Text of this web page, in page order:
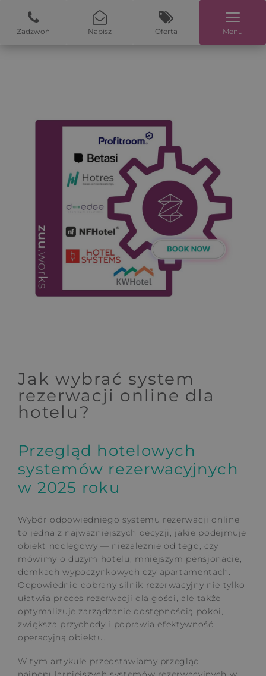
Zadzwoń Napisz Oferta Menu
Jak wybrać system
rezerwacji online dla
hotelu?
Przegląd hotelowych
systemów rezerwacyjnych
w 2025 roku
Wybór odpowiedniego systemu rezerwacji online
to jedna z najważniejszych decyzji, jakie podejmuje
obiekt noclegowy — niezależnie od tego, czy
mówimy o dużym hotelu, mniejszym pensjonacie,
domkach wypoczynkowych czy apartamentach.
Odpowiednio dobrany silnik rezerwacyjny nie tylko
ułatwia proces rezerwacji dla gości, ale także
optymalizuje zarządzanie dostępnością pokoi,
zwiększa przychody i poprawia efektywność
operacyjną obiektu.
W tym artykule przedstawiamy przegląd